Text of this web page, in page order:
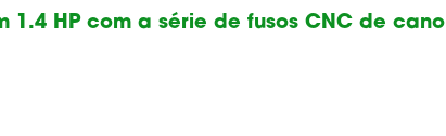
1.4 HP com a série de fusos CNC de cano